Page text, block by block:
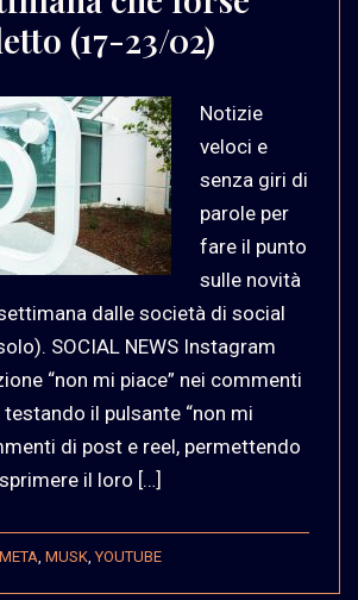
(17-23/02)
Notizie
veloci e
senza giri di
parole per
fare il punto
sulle novità
dalle società di social
SOCIAL NEWS Instagram
“non mi piace” nei commenti
il pulsante “non mi
di post e reel, permettendo
il loro […]
META MUSK ,YOUTUBE